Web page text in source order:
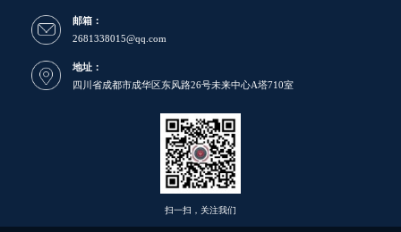
邮箱：
2681338015@qq.com
地址：
四川省成都市成华区东风路26号未来中心A塔710室
扫一扫，关注我们